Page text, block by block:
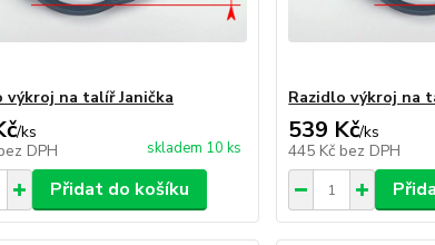
výkroj na talíř Janička
/ks
DPH skladem 10 ks
Přidat do košíku
Razidlo výkroj na
539 Kč/ks
445 Kč bez DPH